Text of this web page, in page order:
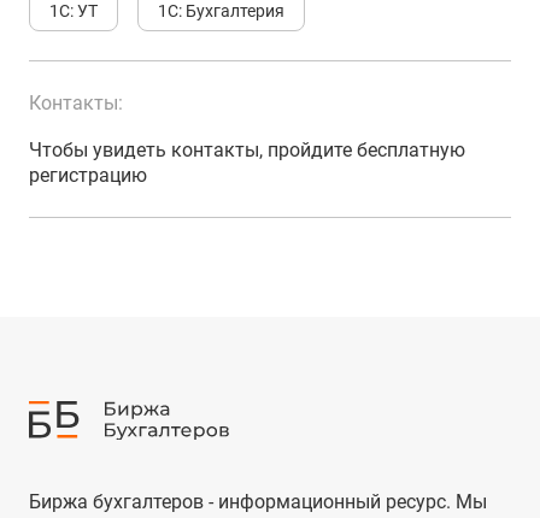
1С: УТ 1С: Бухгалтерия
Контакты:
Чтобы увидеть контакты, пройдите бесплатную
регистрацию
Биржа бухгалтеров - информационный ресурс. Мы